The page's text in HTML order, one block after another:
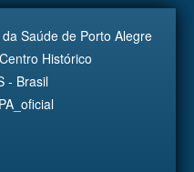
Saúde de Porto Alegre
Histórico
- Brasil